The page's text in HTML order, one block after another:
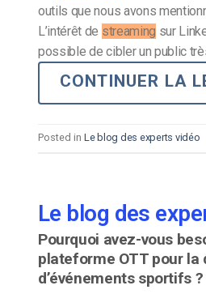
outils que nous avons
L’intérêt de streaming sur
possible de cibler un public
CONTINUER LA
Posted in Le blog des experts vidéo
Le blog des
Pourquoi avez-vous
plateforme OTT pour la
d’événements sportifs ?